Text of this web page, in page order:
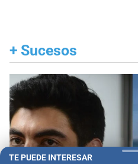
+ Sucesos
TE PUEDE INTERESAR